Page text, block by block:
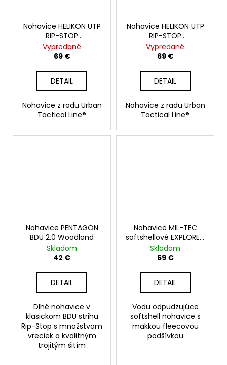
Nohavice HELIKON UTP
RIP-STOP
POLYCOTTON, Olive
Green
Vypredané
69 €
DETAIL
Nohavice z radu Urban
Tactical Line®
Nohavice HELIKON UTP
RIP-STOP
POLYCOTTON, Jungle
Green
Vypredané
69 €
DETAIL
Nohavice z radu Urban
Tactical Line®
Nohavice PENTAGON
BDU 2.0 Woodland
Skladom
42 €
DETAIL
Dlhé nohavice v
klasickom BDU strihu
Rip-Stop s množstvom
vreciek a kvalitným
trojitým šitím
Nohavice MIL-TEC
softshellové EXPLORER,
olive
Skladom
69 €
DETAIL
Vodu odpudzujúce
softshell nohavice s
mäkkou fleecovou
podšívkou